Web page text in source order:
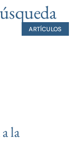
ARTÍCULOS
la